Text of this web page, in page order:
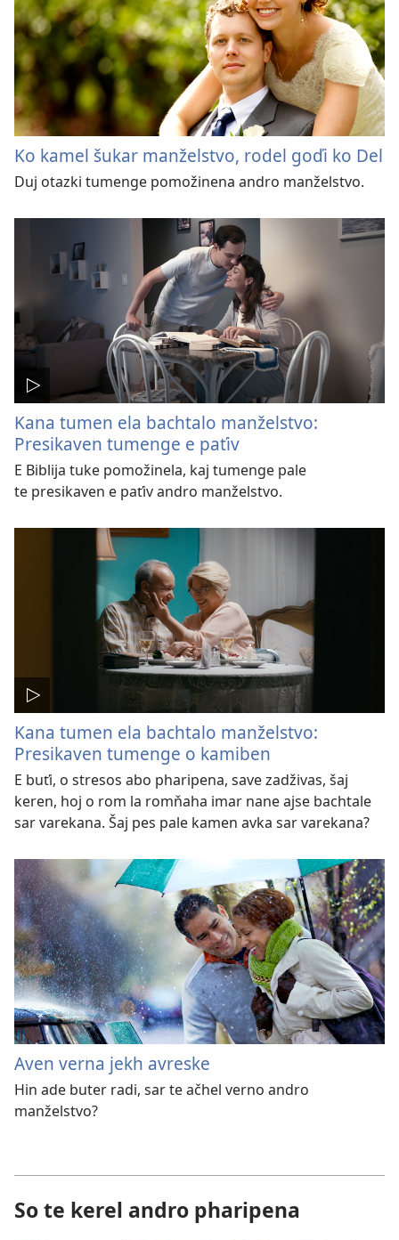
Ko kamel šukar manželstvo, rodel goďi ko Del
Duj otazki tumenge pomožinena andro manželstvo.
Kana tumen ela bachtalo manželstvo:
Presikaven tumenge e paťiv
E Biblija tuke pomožinela, kaj tumenge pale
te presikaven e paťiv andro manželstvo.
Kana tumen ela bachtalo manželstvo:
Presikaven tumenge o kamiben
E buťi, o stresos abo pharipena, save zadživas, šaj
keren, hoj o rom la romňaha imar nane ajse bachtale
sar varekana. Šaj pes pale kamen avka sar varekana?
Aven verna jekh avreske
Hin ade buter radi, sar te ačhel verno andro
manželstvo?
So te kerel andro pharipena